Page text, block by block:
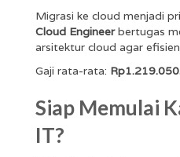
Migrasi ke cloud menjadi
Cloud Engineerbertugas
arsitektur cloud agar
Gaji rata-rata:
Siap Memulai
IT?